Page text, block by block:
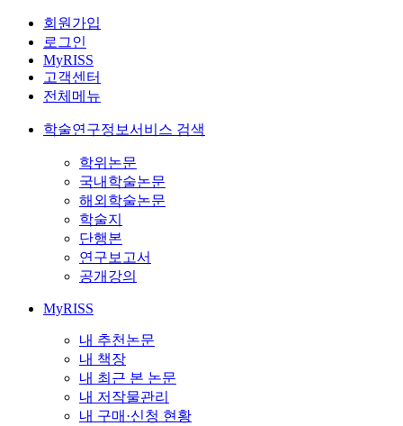
회원가입
로그인
MyRISS
고객센터
전체메뉴
학술연구정보서비스 검색
학위논문
국내학술논문
해외학술논문
학술지
단행본
연구보고서
공개강의
MyRISS
내 추천논문
내 책장
내 최근 본 논문
내 저작물관리
내 구매·신청 현황